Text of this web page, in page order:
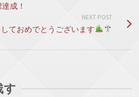
成！
NEXT POST
ておめでとうございます
す